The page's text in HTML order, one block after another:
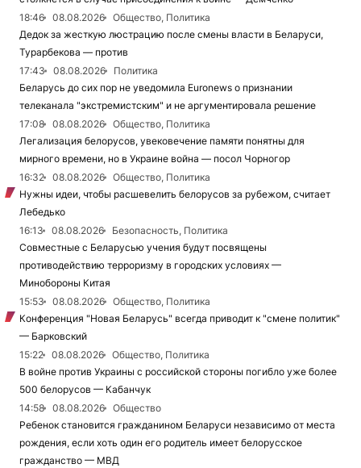
18:46
08.08.2026
Общество, Политика
Дедок за жесткую люстрацию после смены власти в Беларуси,
Турарбекова — против
17:43
08.08.2026
Политика
Беларусь до сих пор не уведомила Euronews о признании
телеканала "экстремистским" и не аргументировала решение
17:08
08.08.2026
Общество, Политика
Легализация белорусов, увековечение памяти понятны для
мирного времени, но в Украине война — посол Чорногор
16:32
08.08.2026
Общество, Политика
Нужны идеи, чтобы расшевелить белорусов за рубежом, считает
Лебедько
16:13
08.08.2026
Безопасность, Политика
Совместные с Беларусью учения будут посвящены
противодействию терроризму в городских условиях —
Минобороны Китая
15:53
08.08.2026
Общество, Политика
Конференция "Новая Беларусь" всегда приводит к "смене политик"
— Барковский
15:22
08.08.2026
Общество, Политика
В войне против Украины с российской стороны погибло уже более
500 белорусов — Кабанчук
14:58
08.08.2026
Общество
Ребенок становится гражданином Беларуси независимо от места
рождения, если хоть один его родитель имеет белорусское
гражданство — МВД